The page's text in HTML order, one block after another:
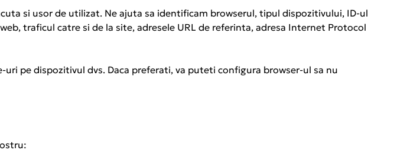
si usor de utilizat. Ne ajuta sa identificam browserul, tipul dispozitivului, ID-ul
traficul catre si de la site, adresele URL de referinta, adresa Internet Protocol
pe dispozitivul dvs. Daca preferati, va puteti configura browser-ul sa nu